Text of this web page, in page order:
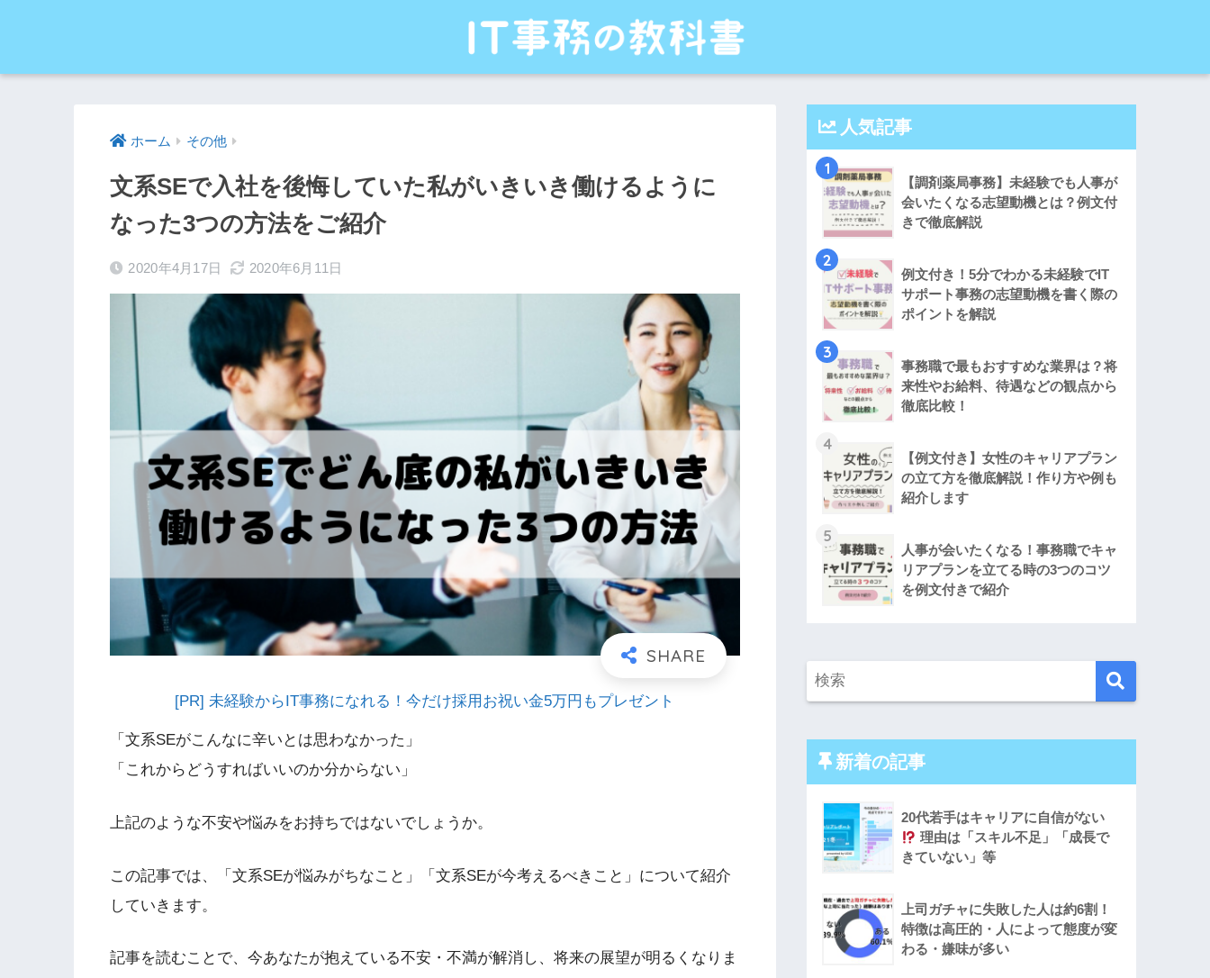
ホーム その他
文系SEで入社を後悔していた私がいきいき働けるように
なった3つの方法をご紹介
2020年4月17日 2020年6月11日
[PR] 未経験からIT事務になれる！今だけ採用お祝い金5万円もプレゼント
「文系SEがこんなに辛いとは思わなかった」
「これからどうすればいいのか分からない」
上記のような不安や悩みをお持ちではないでしょうか。
この記事では、「文系SEが悩みがちなこと」「文系SEが今考えるべきこと」について紹介
していきます。
記事を読むことで、今あなたが抱えている不安・不満が解消し、将来の展望が明るくなりま
人気記事
1
【調剤薬局事務】未経験でも人事が
会いたくなる志望動機とは？例文付
きで徹底解説
2
例文付き！5分でわかる未経験でIT
サポート事務の志望動機を書く際の
ポイントを解説
3
事務職で最もおすすめな業界は？将
来性やお給料、待遇などの観点から
徹底比較！
4
【例文付き】女性のキャリアプラン
の立て方を徹底解説！作り方や例も
紹介します
5
人事が会いたくなる！事務職でキャ
リアプランを立てる時の3つのコツ
を例文付きで紹介
新着の記事
20代若手はキャリアに自信がない
理由は「スキル不足」「成長で
きていない」等
上司ガチャに失敗した人は約6割！
特徴は高圧的・人によって態度が変
わる・嫌味が多い